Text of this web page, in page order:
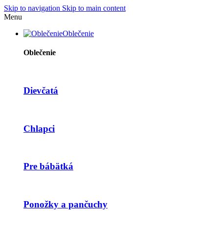
Skip to navigation Skip to main content
Menu
Oblečenie
Oblečenie
Dievčatá
Chlapci
Pre bábätká
Ponožky a pančuchy